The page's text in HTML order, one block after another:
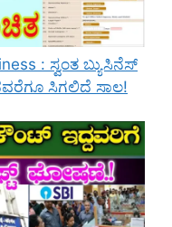
: ಸ್ವಂತ ಬ್ಯುಸಿನೆಸ್
ಸಿಗಲಿದೆ ಸಾಲ!